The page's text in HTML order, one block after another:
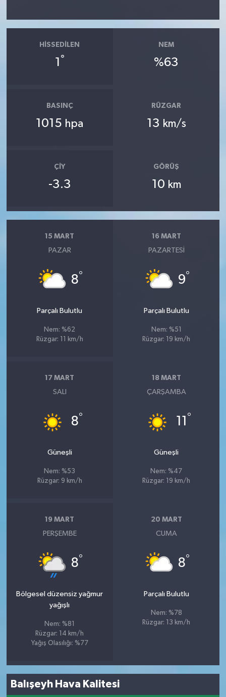
HISSEDILEN
1 °
NEM
%63
BASINÇ
1015 hpa
RÜZGAR
13 km/s
ÇIY
-3.3
GÖRÜŞ
10 km
15 MART
PAZAR
8°
Parçalı Bulutlu
Nem: %62
Rüzgar: 11 km/h
16 MART
PAZARTESI
9°
Parçalı Bulutlu
Nem: %51
Rüzgar: 19 km/h
17 MART
SALI
8°
Güneşli
Nem: %53
Rüzgar: 9 km/h
18 MART
ÇARŞAMBA
11 °
Güneşli
Nem: %47
Rüzgar: 19 km/h
19 MART
PERŞEMBE
8°
Bölgesel düzensiz yağmur
yağışlı
Nem: %81
Rüzgar: 14 km/h
Yağış Olasılığı: %77
20 MART
CUMA
8°
Parçalı Bulutlu
Nem: %78
Rüzgar: 13 km/h
Balışeyh Hava Kalitesi